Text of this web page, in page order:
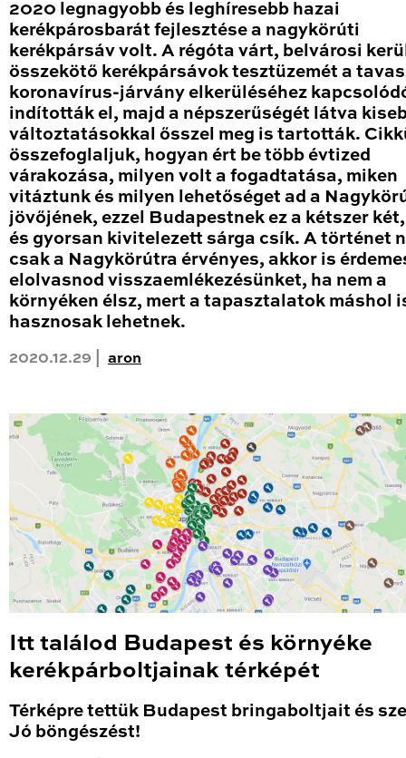
2020 legnagyobb és leghíresebb hazai
kerékpárosbarát fejlesztése a nagykörúti
kerékpársáv volt. A régóta várt, belvárosi
összekötő kerékpársávok tesztüzemét a
koronavírus-járvány elkerüléséhez
indították el, majd a népszerűségét látva
változtatásokkal ősszel meg is tartották.
összefoglaljuk, hogyan ért be több évtized
várakozása, milyen volt a fogadtatása, miken
vitáztunk és milyen lehetőséget ad a
jövőjének, ezzel Budapestnek ez a kétszer
és gyorsan kivitelezett sárga csík. A történet
csak a Nagykörútra érvényes, akkor is
elolvasnod visszaemlékezésünket, ha nem a
környéken élsz, mert a tapasztalatok máshol
hasznosak lehetnek.
2020.12.29 | aron
Itt találod Budapest és környéke
kerékpárboltjainak térképét
Térképre tettük Budapest bringaboltjait és
Jó böngészést!